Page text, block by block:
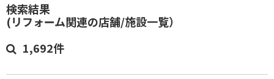
検索結果
(リフォーム関連の店舗/施設一覧）
1,692件